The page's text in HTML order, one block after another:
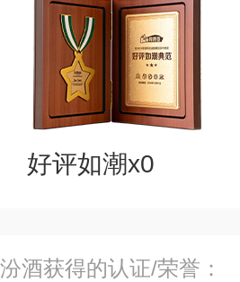
好评如潮x0
汾酒获得的认证/荣誉：